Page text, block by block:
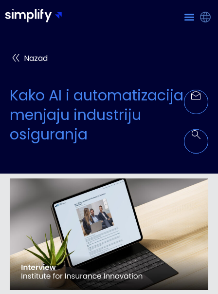
Nazad
Kako AI i automatizacija
menjaju industriju
osiguranja